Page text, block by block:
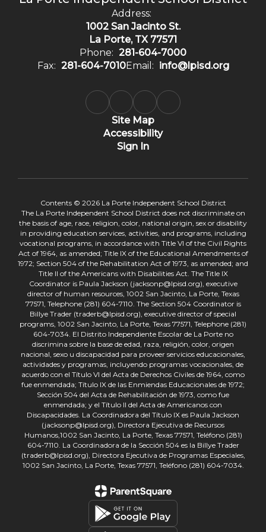
Address:
1002 San Jacinto St.
La Porte, TX 77571
Phone: 281-604-7000
Fax: 281-604-7010Email: info@lpisd.org
Site Map
Accessibility
Sign In
Contents © 2026 La Porte Independent School District
The La Porte Independent School District does not discriminate on
the basis of age, race, religion, color, national origin, sex or disability
in providing education services, activities, and programs, including
vocational programs, in accordance with Title VI of the Civil Rights
Act of 1964, as amended; Title IX of the Educational Amendments of
1972; Section 504 of the Rehabilitation Act of 1973, as amended; and
Title II of the Americans with Disabilities Act. The Title IX
Coordinator is Paula Jackson (jacksonp@lpisd.org), executive
director of human resources, 1002 San Jacinto, La Porte, Texas
77571, Telephone (281) 604-7110. The Section 504 Coordinator is
Billye Trader (traderb@lpisd.org), executive director of special
programs, 1002 San Jacinto, La Porte, Texas 77571, Telephone (281)
604-7034. El Distrito Independiente Escolar de La Porte no
discrimina sobre la base de edad, raza, religión, color, origen
nacional, sexo u discapacidad para proveer servicios educacionales,
actividades y programas, incluyendo programas vocacionales, de
acuerdo con el Título VI del Acta de Derechos Civiles de 1964, como
fue enmendada; Título IX de las Enmiendas Educacionales de 1972;
Sección 504 del Acta de Rehabilitación de 1973, como fue
enmendada; y el Título II del Acta de Americanos con
Discapacidades. La Coordinadora del Título IX es Paula Jackson
(jacksonp@lpisd.org), Directora Ejecutiva de Recursos
Humanos,1002 San Jacinto, La Porte, Texas 77571, Teléfono (281)
604-7110. La Coordinadora de la Sección 504 es la Billye Trader
(traderb@lpisd.org), Directora Ejecutiva de Programas Especiales,
1002 San Jacinto, La Porte, Texas 77571, Teléfono (281) 604-7034.